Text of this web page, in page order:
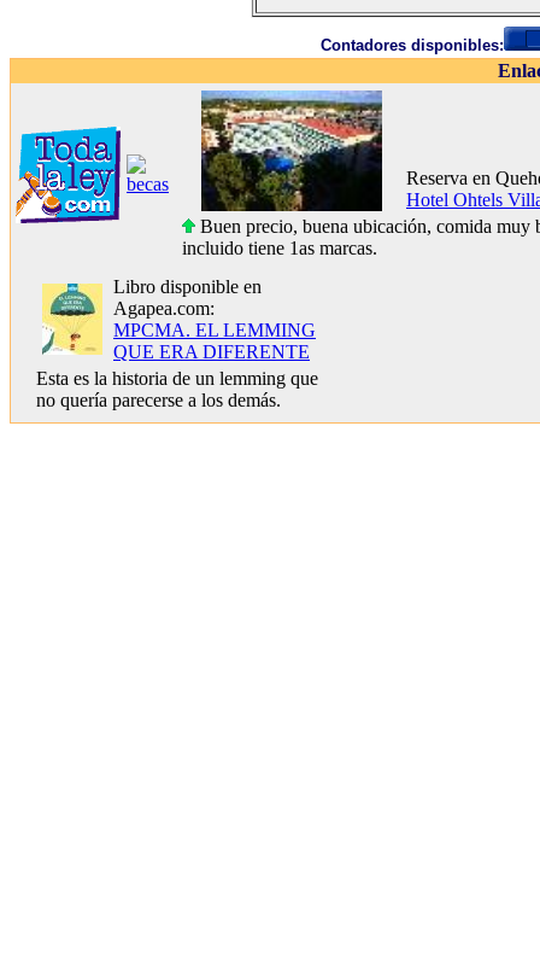
Contadores disponibles:
Reserva en
Hotel Ohtels
Buen precio, buena ubicación, comida muy
incluido tiene 1as marcas.
Libro disponible en
Agapea.com:
MPCMA. EL LEMMING
QUE ERA DIFERENTE
Esta es la historia de un lemming que
no quería parecerse a los demás.